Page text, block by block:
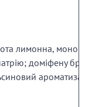
лимонна,
доміфену